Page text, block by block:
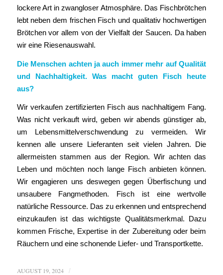
lockere Art in zwangloser Atmosphäre. Das Fischbrötchen
lebt neben dem frischen Fisch und qualitativ hochwertigen
Brötchen vor allem von der Vielfalt der Saucen. Da haben
wir eine Riesenauswahl.
Die Menschen achten ja auch immer mehr auf Qualität
und Nachhaltigkeit. Was macht guten Fisch heute
aus?
Wir verkaufen zertifizierten Fisch aus nachhaltigem Fang.
Was nicht verkauft wird, geben wir abends günstiger ab,
um Lebensmittelverschwendung zu vermeiden. Wir
kennen alle unsere Lieferanten seit vielen Jahren. Die
allermeisten stammen aus der Region. Wir achten das
Leben und möchten noch lange Fisch anbieten können.
Wir engagieren uns deswegen gegen Überfischung und
unsaubere Fangmethoden. Fisch ist eine wertvolle
natürliche Ressource. Das zu erkennen und entsprechend
einzukaufen ist das wichtigste Qualitätsmerkmal. Dazu
kommen Frische, Expertise in der Zubereitung oder beim
Räuchern und eine schonende Liefer- und Transportkette.
AUGUST 19, 2024 /